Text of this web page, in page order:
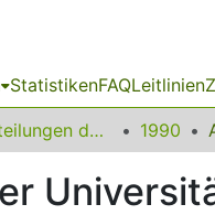
StatistikenFAQLeitlinien
Amtliche Mitteilungen der Technischen Universität Dortmund 1990